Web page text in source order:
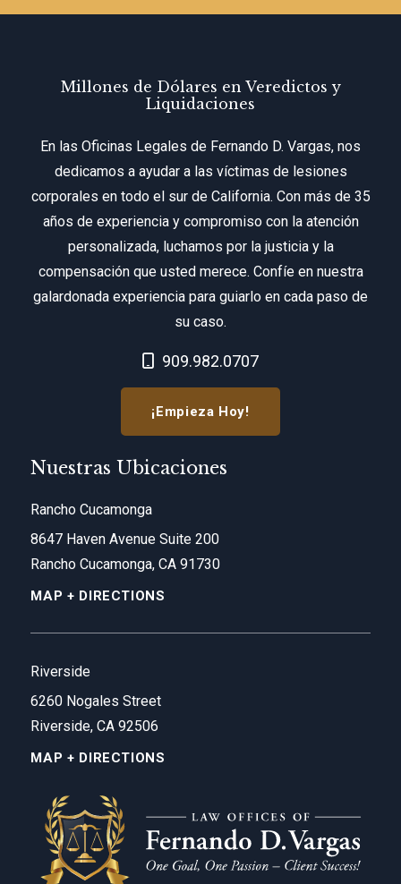
Millones de Dólares en Veredictos y
Liquidaciones
En las Oficinas Legales de Fernando D. Vargas, nos
dedicamos a ayudar a las víctimas de lesiones
corporales en todo el sur de California. Con más de 35
años de experiencia y compromiso con la atención
personalizada, luchamos por la justicia y la
compensación que usted merece. Confíe en nuestra
galardonada experiencia para guiarlo en cada paso de
su caso.
Call Now at
909.982.0707
¡Empieza Hoy!
Nuestras Ubicaciones
Rancho Cucamonga
8647 Haven Avenue Suite 200
Rancho Cucamonga, CA 91730
MAP + DIRECTIONS
Riverside
6260 Nogales Street
Riverside, CA 92506
MAP + DIRECTIONS